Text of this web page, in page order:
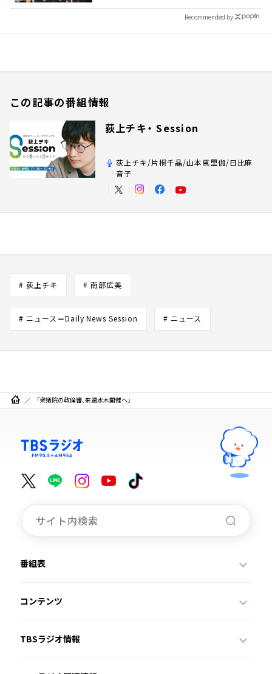
Recommended by
この記事の番組情報
荻上チキ・ Session
荻上チキ/片桐千晶/山本恵里伽/日比麻
音子
# 荻上チキ # 南部広美
# ニュース＝Daily News Session # ニュース
「衆議院の政倫審、来週水木開催へ」
番組表
コンテンツ
TBSラジオ情報